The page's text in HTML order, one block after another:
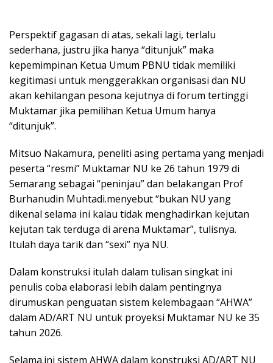
Perspektif gagasan di atas, sekali lagi, terlalu
sederhana, justru jika hanya “ditunjuk” maka
kepemimpinan Ketua Umum PBNU tidak memiliki
kegitimasi untuk menggerakkan organisasi dan NU
akan kehilangan pesona kejutnya di forum tertinggi
Muktamar jika pemilihan Ketua Umum hanya
“ditunjuk”.
Mitsuo Nakamura, peneliti asing pertama yang menjadi
peserta “resmi” Muktamar NU ke 26 tahun 1979 di
Semarang sebagai “peninjau” dan belakangan Prof
Burhanudin Muhtadi.menyebut “bukan NU yang
dikenal selama ini kalau tidak menghadirkan kejutan
kejutan tak terduga di arena Muktamar”, tulisnya.
Itulah daya tarik dan “sexi” nya NU.
Dalam konstruksi itulah dalam tulisan singkat ini
penulis coba elaborasi lebih dalam pentingnya
dirumuskan penguatan sistem kelembagaan “AHWA”
dalam AD/ART NU untuk proyeksi Muktamar NU ke 35
tahun 2026.
Selama.ini sistem AHWA dalam konstruksi AD/ART NU